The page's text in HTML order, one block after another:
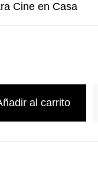
Cine en Casa
al carrito